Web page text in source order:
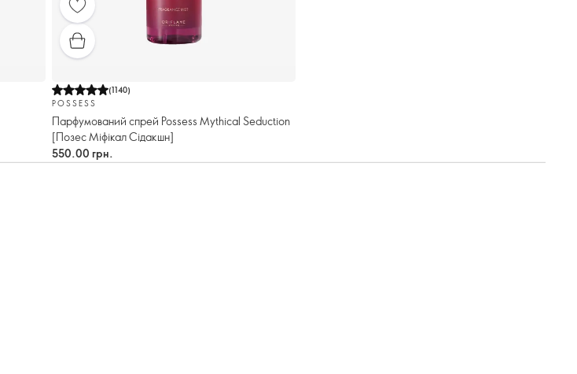
(1140)
POSSESS
Парфумований спрей Possess Mythical Seduction
[Позес Міфікал Сідакшн]
550.00 грн.